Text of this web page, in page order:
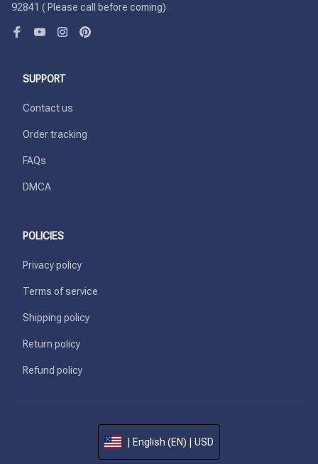
92841 ( Please call before coming)
SUPPORT
Contact us
Order tracking
FAQs
DMCA
POLICIES
Privacy policy
Terms of service
Shipping policy
Return policy
Refund policy
| English (EN) | USD